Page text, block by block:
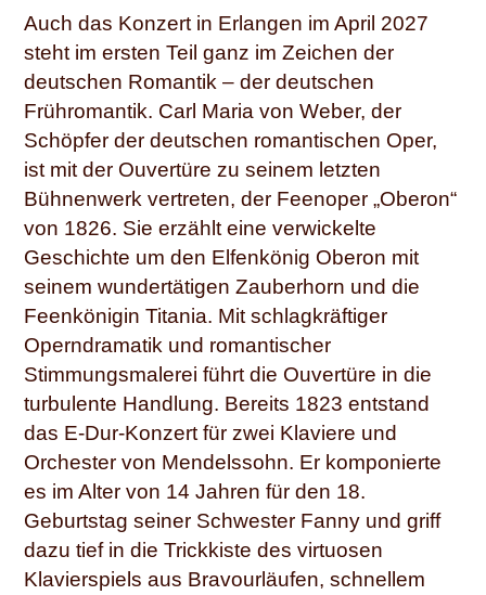
Auch das Konzert in Erlangen im April 2027
steht im ersten Teil ganz im Zeichen der
deutschen Romantik – der deutschen
Frühromantik. Carl Maria von Weber, der
Schöpfer der deutschen romantischen Oper,
ist mit der Ouvertüre zu seinem letzten
Bühnenwerk vertreten, der Feenoper „Oberon“
von 1826. Sie erzählt eine verwickelte
Geschichte um den Elfenkönig Oberon mit
seinem wundertätigen Zauberhorn und die
Feenkönigin Titania. Mit schlagkräftiger
Operndramatik und romantischer
Stimmungsmalerei führt die Ouvertüre in die
turbulente Handlung. Bereits 1823 entstand
das E-Dur-Konzert für zwei Klaviere und
Orchester von Mendelssohn. Er komponierte
es im Alter von 14 Jahren für den 18.
Geburtstag seiner Schwester Fanny und griff
dazu tief in die Trickkiste des virtuosen
Klavierspiels aus Bravourläufen, schnellem